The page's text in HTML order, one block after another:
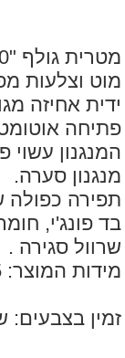
מטרית גולף "30
מוט וצלעות
ידית אחיזה
פתיחה
המנגנון עשוי
מנגנון סערה.
תפירה כפולה
בד פונג'י,
שרוול סגירה .
מידות המוצר: Ø125 ס"מ
זמין בצבעים: